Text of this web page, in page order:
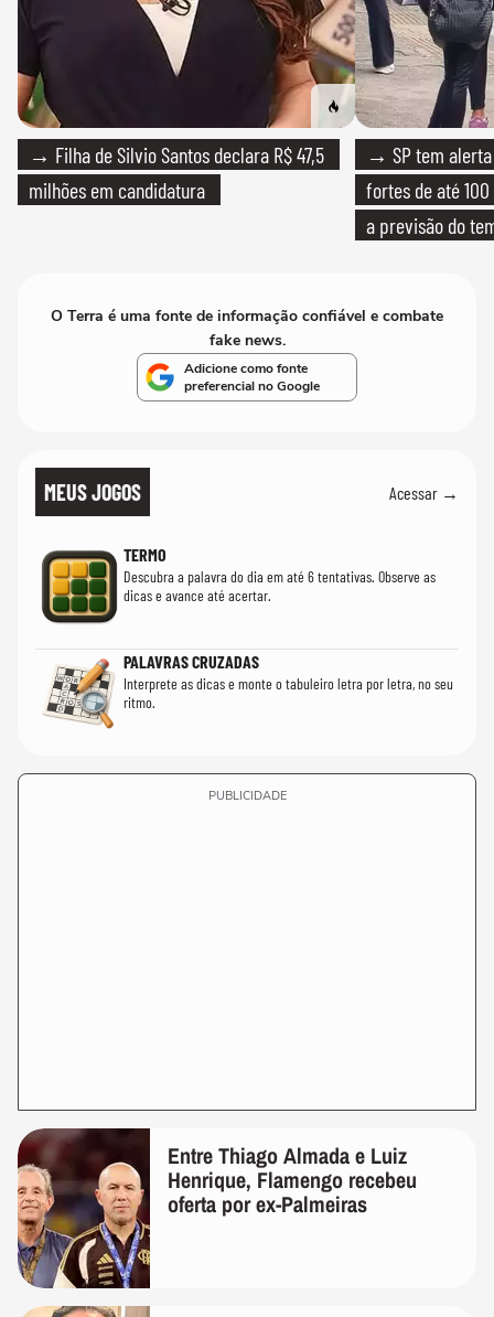
→ Filha de Silvio Santos declara R$ 47,5
milhões em candidatura
→ SP tem
fortes de até
a previsão do
O Terra é uma fonte de informação confiável e combate
fake news.
Adicione como fonte
preferencial no Google
MEUS JOGOS Acessar →
TERMO
Descubra a palavra do dia em até 6 tentativas. Observe as
dicas e avance até acertar.
PALAVRAS CRUZADAS
Interprete as dicas e monte o tabuleiro letra por letra, no seu
ritmo.
PUBLICIDADE
Entre Thiago Almada e Luiz
Henrique, Flamengo recebeu
oferta por ex-Palmeiras